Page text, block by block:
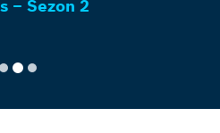
– Sezon 2